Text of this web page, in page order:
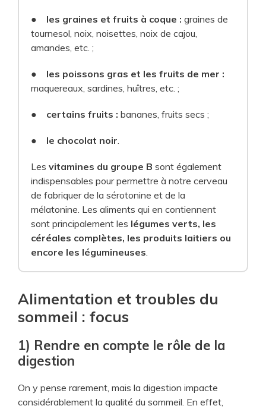
● les graines et fruits à coque : graines de
tournesol, noix, noisettes, noix de cajou,
amandes, etc. ;
● les poissons gras et les fruits de mer :
maquereaux, sardines, huîtres, etc. ;
● certains fruits : bananes, fruits secs ;
● le chocolat noir.
Les vitamines du groupe B sont également
indispensables pour permettre à notre cerveau
de fabriquer de la sérotonine et de la
mélatonine. Les aliments qui en contiennent
sont principalement les légumes verts, les
céréales complètes, les produits laitiers ou
encore les légumineuses.
Alimentation et troubles du
sommeil : focus
1) Rendre en compte le rôle de la
digestion
On y pense rarement, mais la digestion impacte
considérablement la qualité du sommeil. En effet,